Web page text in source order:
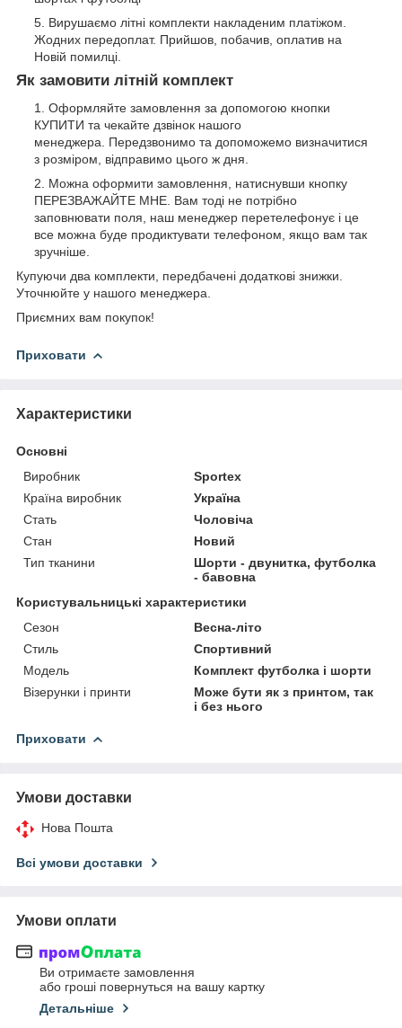
Вирушаємо літні комплекти накладеним платіжом.
Жодних передоплат. Прийшов, побачив, оплатив на
Новій помилці.
Як замовити літній комплект
Оформляйте замовлення за допомогою кнопки
КУПИТИ та чекайте дзвінок нашого
менеджера. Передзвонимо та допоможемо визначитися
з розміром, відправимо цього ж дня.
Можна оформити замовлення, натиснувши кнопку
ПЕРЕЗВАЖАЙТЕ МНЕ. Вам тоді не потрібно
заповнювати поля, наш менеджер перетелефонує і це
все можна буде продиктувати телефоном, якщо вам так
зручніше.
Купуючи два комплекти, передбачені додаткові знижки.
Уточнюйте у нашого менеджера.
Приємних вам покупок!
Приховати
Характеристики
Основні
Виробник
Sportex
Країна виробник
Україна
Стать
Чоловіча
Стан
Новий
Тип тканини
Шорти - двунитка, футболка
- бавовна
Користувальницькі характеристики
Сезон
Весна-літо
Стиль
Спортивний
Модель
Комплект футболка і шорти
Візерунки і принти
Може бути як з принтом, так
і без нього
Приховати
Умови доставки
Нова Пошта
Всі умови доставки
Умови оплати
Ви отримаєте замовлення
або гроші повернуться на вашу картку
Детальніше